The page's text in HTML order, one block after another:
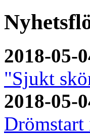
2018-05-
"Sjukt
2018-05-